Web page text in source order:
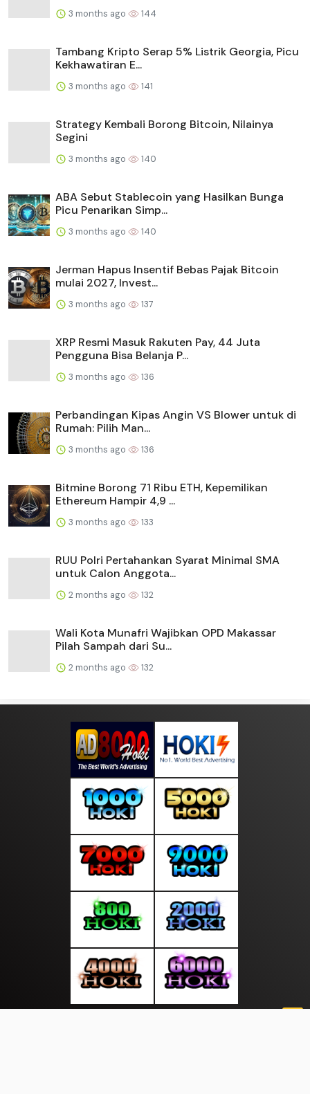
3 months ago 144
Tambang Kripto Serap 5% Listrik Georgia, Picu
Kekhawatiran E...
3 months ago 141
Strategy Kembali Borong Bitcoin, Nilainya
Segini
3 months ago 140
ABA Sebut Stablecoin yang Hasilkan Bunga
Picu Penarikan Simp...
3 months ago 140
Jerman Hapus Insentif Bebas Pajak Bitcoin
mulai 2027, Invest...
3 months ago 137
XRP Resmi Masuk Rakuten Pay, 44 Juta
Pengguna Bisa Belanja P...
3 months ago 136
Perbandingan Kipas Angin VS Blower untuk di
Rumah: Pilih Man...
3 months ago 136
Bitmine Borong 71 Ribu ETH, Kepemilikan
Ethereum Hampir 4,9 ...
3 months ago 133
RUU Polri Pertahankan Syarat Minimal SMA
untuk Calon Anggota...
2 months ago 132
Wali Kota Munafri Wajibkan OPD Makassar
Pilah Sampah dari Su...
2 months ago 132